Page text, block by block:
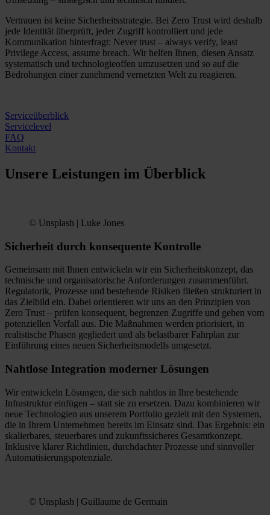
Vertrauen ist keine Sicherheitsstrategie. Bei Zero Trust wird deshalb
jede Identität überprüft, jeder Zugriff kontrolliert und jede
Kommunikation hinterfragt: Never trust – always verify, least
Privilege Access, assume breach. Wir helfen Ihnen, diesen Ansatz
systematisch und technologieoffen umzusetzen und so auf die
Bedrohungen einer zunehmend vernetzten Welt zu reagieren.
Serviceüberblick
Servicelevel
FAQ
Kontakt
Unsere Leistungen im Überblick
© Unsplash | Luke Jones
Sicherheit durch konsequente Kontrolle
Gemeinsam mit Ihnen entwickeln wir ein Sicherheitskonzept, das
technische und organisatorische Anforderungen zusammenführt.
Regulatorik, Prozesse und bestehende Risiken fließen strukturiert in
das Zielbild ein. Dabei orientieren wir uns an den Prinzipien von
Zero Trust – prüfen konsequent, begrenzen Zugriffe und gehen vom
potenziellen Vorfall aus. Die Maßnahmen werden priorisiert, in
realistische Phasen gegliedert und als belastbarer Fahrplan zur
Einführung eines neuen Sicherheitsmodells umgesetzt.
Nahtlose Integration moderner Lösungen
Wir entwickeln Lösungen, die sich nahtlos in Ihre bestehende
Infrastruktur einfügen – statt sie zu ersetzen. Dazu kombinieren wir
neue Technologien aus unserem Portfolio gezielt mit den Systemen,
die in Ihrem Unternehmen bereits im Einsatz sind. Das Ergebnis: ein
skalierbares, steuerbares und zukunftssicheres Gesamtkonzept.
Inklusive klarer Richtlinien, durchdachter Prozesse und sinnvoller
Automatisierungspotenziale.
© Unsplash | Guillaume de Germain